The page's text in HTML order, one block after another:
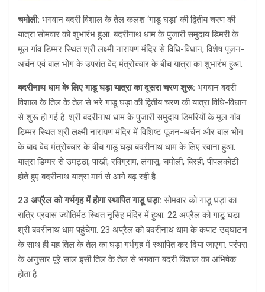
चमोली: भगवान बदरी विशाल के तेल कलश ‘गाडू घड़ा’ की द्वितीय चरण की
यात्रा सोमवार को शुभारंभ हुआ. बदरीनाथ धाम के पुजारी समुदाय डिमरी के
मूल गांव डिम्मर स्थित श्री लक्ष्मी नारायण मंदिर से विधि-विधान, विशेष पूजन-
अर्चन एवं बाल भोग के उपरांत वेद मंत्रोच्चार के बीच यात्रा का शुभारंभ हुआ.
बदरीनाथ धाम के लिए गाडू घड़ा यात्रा का दूसरा चरण शुरू: भगवान बदरी
विशाल के तिल के तेल से भरे गाडू घड़ा की द्वितीय चरण की यात्रा विधि-विधान
से शुरू हो गई है. श्री बदरीनाथ धाम के पुजारी समुदाय डिमरियों के मूल गांव
डिम्मर स्थित श्री लक्ष्मी नारायण मंदिर में विशिष्ट पूजन-अर्चन और बाल भोग
के बाद वेद मंत्रोच्चार के बीच गाडू घड़ा बदरीनाथ धाम के लिए रवाना हुआ.
यात्रा डिम्मर से उमट्ठा, पाखी, रविग्राम, लंगासू, चमोली, बिरही, पीपलकोटी
होते हुए बदरीनाथ यात्रा मार्ग से आगे बढ़ रही है.
23 अप्रैल को गर्भगृह में होगा स्थापित गाडू घड़ा: सोमवार को गाडू घड़ा का
रात्रि प्रवास ज्योतिर्मठ स्थित नृसिंह मंदिर में हुआ. 22 अप्रैल को गाडू घड़ा
श्री बदरीनाथ धाम पहुंचेगा. 23 अप्रैल को बदरीनाथ धाम के कपाट उद्घाटन
के साथ ही यह तिल के तेल का घड़ा गर्भगृह में स्थापित कर दिया जाएगा. परंपरा
के अनुसार पूरे साल इसी तिल के तेल से भगवान बदरी विशाल का अभिषेक
होता है.